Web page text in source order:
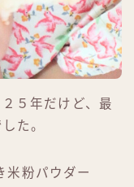
５年だけど、最
た。
粉パウダー